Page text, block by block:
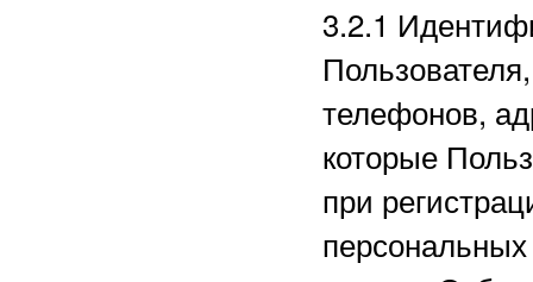
3.2.1
телефонов,
которые
при